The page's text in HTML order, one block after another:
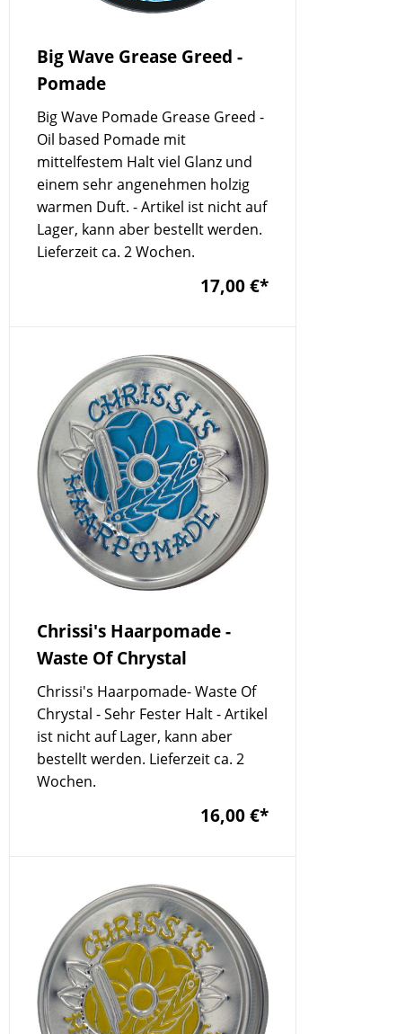
Big Wave Grease Greed -
Pomade
Big Wave Pomade Grease Greed -
Oil based Pomade mit
mittelfestem Halt viel Glanz und
einem sehr angenehmen holzig
warmen Duft. - Artikel ist nicht auf
Lager, kann aber bestellt werden.
Lieferzeit ca. 2 Wochen.
17,00 €*
Chrissi's Haarpomade -
Waste Of Chrystal
Chrissi's Haarpomade- Waste Of
Chrystal - Sehr Fester Halt - Artikel
ist nicht auf Lager, kann aber
bestellt werden. Lieferzeit ca. 2
Wochen.
16,00 €*